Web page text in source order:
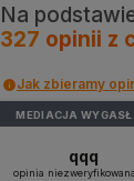
Na
327 opinii z
Jak zbieramy
MEDIACJA
qqq
opinia niezweryfikowana